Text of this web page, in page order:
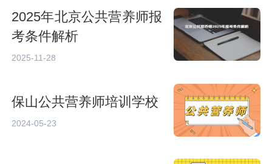
2025年北京公共营养师报
考条件解析
2025-11-28
保山公共营养师培训学校
2024-05-23